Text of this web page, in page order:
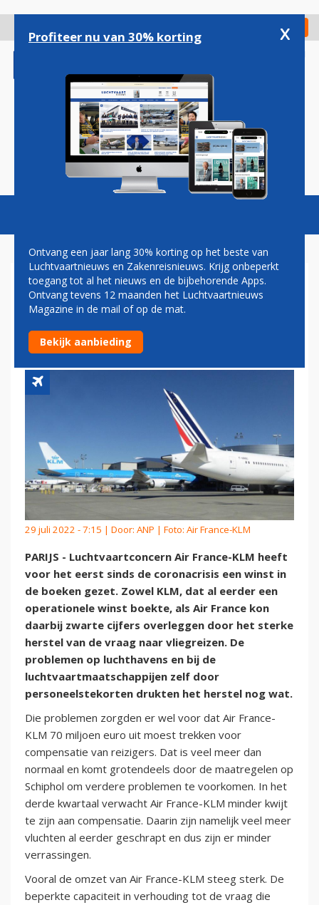
gaan
Check in
Magazine Podcasts Vacatures
AIR FRANCE-KLM BOEKT
WEER WINST ONDANKS
CHAOS OP LUCHTHAVENS
29 juli 2022 - 7:15 | Door: ANP | Foto: Air France-KLM
PARIJS - Luchtvaartconcern Air France-KLM heeft
voor het eerst sinds de coronacrisis een winst in
de boeken gezet. Zowel KLM, dat al eerder een
operationele winst boekte, als Air France kon
daarbij zwarte cijfers overleggen door het sterke
herstel van de vraag naar vliegreizen. De
problemen op luchthavens en bij de
luchtvaartmaatschappijen zelf door
personeelstekorten drukten het herstel nog wat.
Die problemen zorgden er wel voor dat Air France-
KLM 70 miljoen euro uit moest trekken voor
compensatie van reizigers. Dat is veel meer dan
normaal en komt grotendeels door de maatregelen op
Schiphol om verdere problemen te voorkomen. In het
derde kwartaal verwacht Air France-KLM minder kwijt
te zijn aan compensatie. Daarin zijn namelijk veel meer
vluchten al eerder geschrapt en dus zijn er minder
verrassingen.
Vooral de omzet van Air France-KLM steeg sterk. De
beperkte capaciteit in verhouding tot de vraag die
Profiteer nu van 30% korting x
Ontvang een jaar lang 30% korting op het beste van
Luchtvaartnieuws en Zakenreisnieuws. Krijg onbeperkt
toegang tot al het nieuws en de bijbehorende Apps.
Ontvang tevens 12 maanden het Luchtvaartnieuws
Magazine in de mail of op de mat.
Bekijk aanbieding